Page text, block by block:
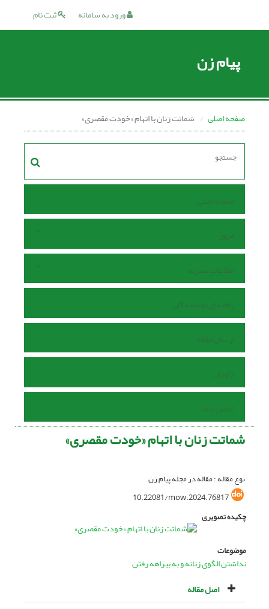
ثبت نام ورود به سامانه
پیام زن
صفحه اصلی شماتت زنان با اتهام «خودت مقصری»
صفحه اصلی
مرور
اطلاعات نشریه
راهنمای نویسندگان
ارسال مقاله
داوران
تماس با ما
شماتت زنان با اتهام «خودت مقصری»
نوع مقاله : مقاله در مجله پیام زن
10.22081/mow.2024.76817
چکیده تصویری
موضوعات
نداشتن الگوی زنانه و به بیراهه رفتن
اصل مقاله